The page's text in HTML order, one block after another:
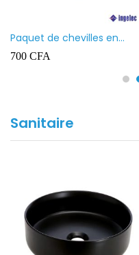
Paquet de chevilles en
plastique Ingelec – 8
700 CFA
Sanitaire